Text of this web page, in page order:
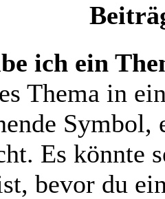
ich ein
Thema in
Es könnte
bevor du